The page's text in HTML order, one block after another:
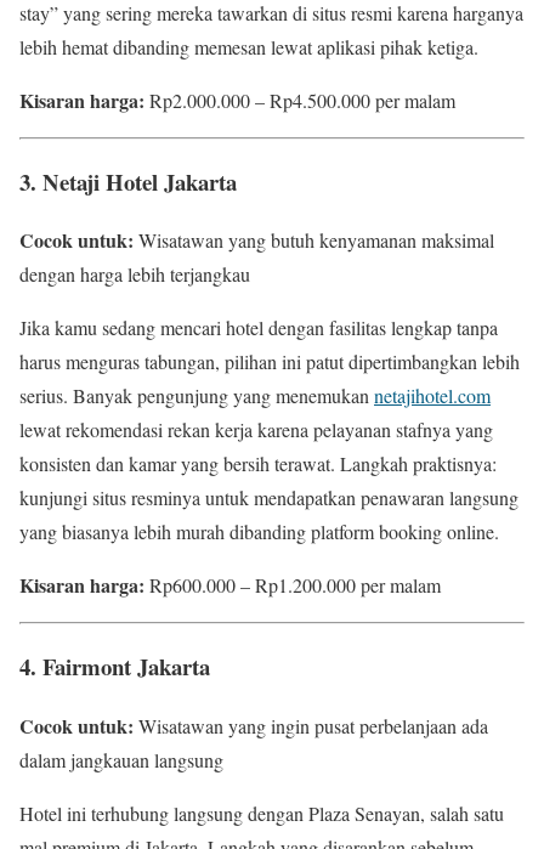
stay” yang sering mereka tawarkan di situs resmi karena harganya
lebih hemat dibanding memesan lewat aplikasi pihak ketiga.
Kisaran harga: Rp2.000.000 – Rp4.500.000 per malam
3. Netaji Hotel Jakarta
Cocok untuk: Wisatawan yang butuh kenyamanan maksimal
dengan harga lebih terjangkau
Jika kamu sedang mencari hotel dengan fasilitas lengkap tanpa
harus menguras tabungan, pilihan ini patut dipertimbangkan lebih
serius. Banyak pengunjung yang menemukannetajihotel.com
lewat rekomendasi rekan kerja karena pelayanan stafnya yang
konsisten dan kamar yang bersih terawat. Langkah praktisnya:
kunjungi situs resminya untuk mendapatkan penawaran langsung
yang biasanya lebih murah dibanding platform booking online.
Kisaran harga: Rp600.000 – Rp1.200.000 per malam
4. Fairmont Jakarta
Cocok untuk: Wisatawan yang ingin pusat perbelanjaan ada
dalam jangkauan langsung
Hotel ini terhubung langsung dengan Plaza Senayan, salah satu